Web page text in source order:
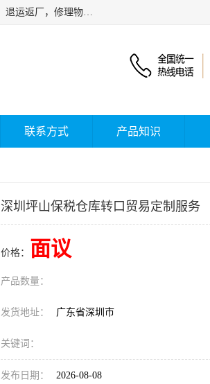
深圳市嘉盛行供应链有限公司 业务范围包括国际中转、一般贸易进出口代理、货运代理、转厂(深加工结转)、退运返厂，修理物品、直接退运、简单加工、更换包装、食品化妆品贴标进口、通关保税仓储，保税生产加工，香港仓库、中港运输专拼货运等服务
联系方式 产品知识
深圳坪山保税仓库转口贸易定制服务
价格： 面议
产品数量：
发货地址： 广东省深圳市
关键词：
发布日期： 2026-08-08